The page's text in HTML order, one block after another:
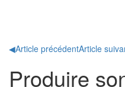
◀Article précédentArticle
Produire